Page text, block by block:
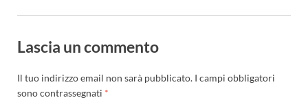
Lascia un commento
Il tuo indirizzo email non sarà pubblicato. I campi obbligatori
sono contrassegnati *